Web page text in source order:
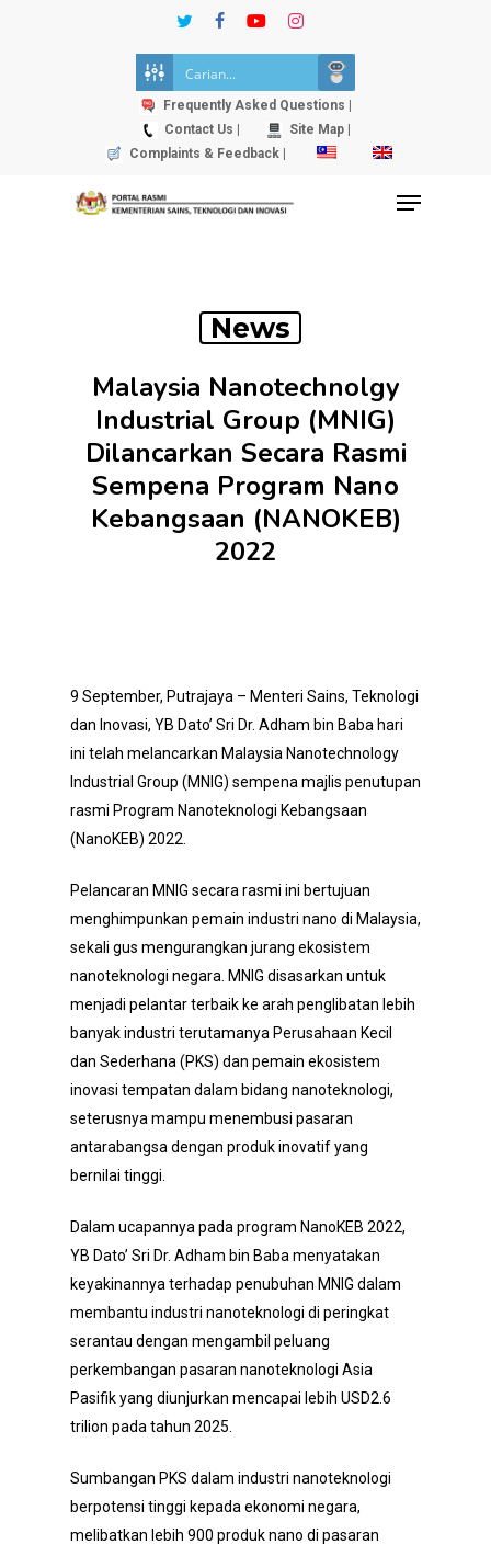
twitterfacebookyoutubeinstagram
Frequently Asked Questions |
Contact Us |
Site Map |
Complaints & Feedback |
Menu
News
Malaysia Nanotechnolgy
Industrial Group (MNIG)
Dilancarkan Secara Rasmi
Sempena Program Nano
Kebangsaan (NANOKEB)
2022
9 September, Putrajaya – Menteri Sains, Teknologi
dan Inovasi, YB Dato’ Sri Dr. Adham bin Baba hari
ini telah melancarkan Malaysia Nanotechnology
Industrial Group (MNIG) sempena majlis penutupan
rasmi Program Nanoteknologi Kebangsaan
(NanoKEB) 2022.
Pelancaran MNIG secara rasmi ini bertujuan
menghimpunkan pemain industri nano di Malaysia,
sekali gus mengurangkan jurang ekosistem
nanoteknologi negara. MNIG disasarkan untuk
menjadi pelantar terbaik ke arah penglibatan lebih
banyak industri terutamanya Perusahaan Kecil
dan Sederhana (PKS) dan pemain ekosistem
inovasi tempatan dalam bidang nanoteknologi,
seterusnya mampu menembusi pasaran
antarabangsa dengan produk inovatif yang
bernilai tinggi.
Dalam ucapannya pada program NanoKEB 2022,
YB Dato’ Sri Dr. Adham bin Baba menyatakan
keyakinannya terhadap penubuhan MNIG dalam
membantu industri nanoteknologi di peringkat
serantau dengan mengambil peluang
perkembangan pasaran nanoteknologi Asia
Pasifik yang diunjurkan mencapai lebih USD2.6
trilion pada tahun 2025.
Sumbangan PKS dalam industri nanoteknologi
berpotensi tinggi kepada ekonomi negara,
melibatkan lebih 900 produk nano di pasaran